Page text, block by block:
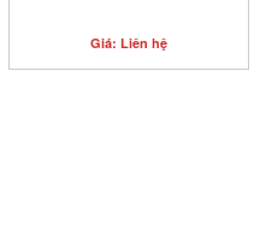
Giá: Liên hệ